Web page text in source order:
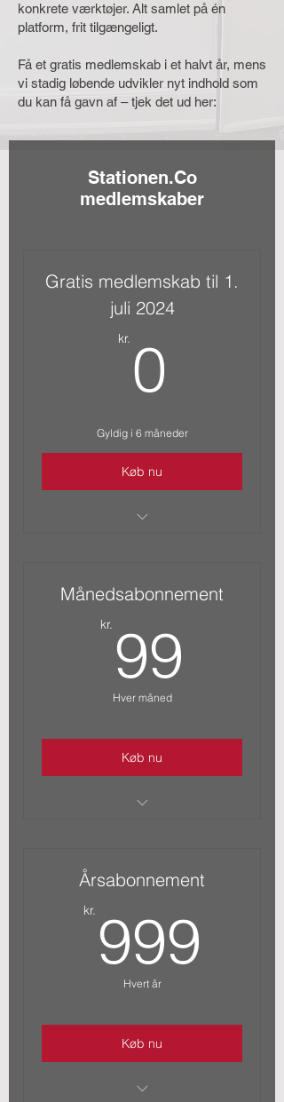
konkrete værktøjer. Alt samlet på én
platform, frit tilgængeligt.
Få et gratis medlemskab i et halvt år, mens
vi stadig løbende udvikler nyt indhold som
du kan få gavn af – tjek det ud her:
Stationen.Co
medlemskaber
Gratis medlemskab til 1.
juli 2024
kr. 0
Gyldig i 6 måneder
Køb nu
Månedsabonnement
kr. 99
Hver måned
Køb nu
Årsabonnement
kr. 999
Hvert år
Køb nu